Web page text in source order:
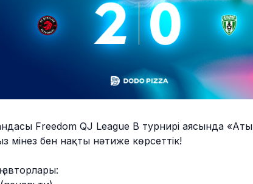
Freedom QJ League B турнирі аясында
мінез бен нақты нәтиже көрсеттік!
авторлары: